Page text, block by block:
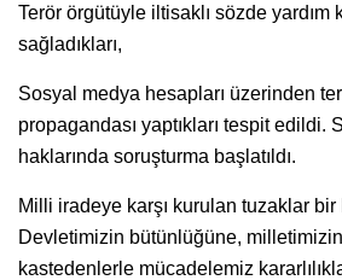
Terör örgütüyle iltisaklı sözde yardım
sağladıkları,
Sosyal medya hesapları üzerinden
propagandası yaptıkları tespit edildi.
haklarında soruşturma başlatıldı.
Milli iradeye karşı kurulan tuzaklar bir
Devletimizin bütünlüğüne,
kastedenlerle mücadelemiz